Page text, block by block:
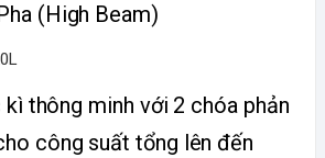
(High Beam)
thông minh với 2 chóa phản
công suất tổng lên đến